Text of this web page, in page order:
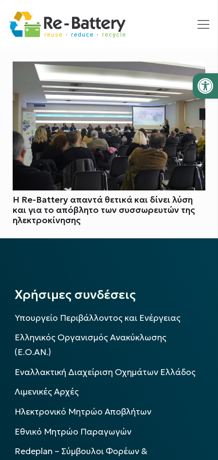
H Re-Battery απαντά θετικά και δίνει λύση
και για το απόβλητο των συσσωρευτών της
ηλεκτροκίνησης
Χρήσιμες συνδέσεις
Υπουργείο Περιβάλλοντος και Ενέργειας
Ελληνικός Οργανισμός Ανακύκλωσης
(Ε.Ο.ΑΝ.)
Εναλλακτική Διαχείριση Οχημάτων Ελλάδος
Λιμενικές Αρχές
Ηλεκτρονικό Μητρώο Αποβλήτων
Εθνικό Μητρώο Παραγωγών
Redeplan – Σύμβουλοι Φορέων &